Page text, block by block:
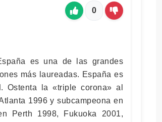
0
es una de las grandes
más laureadas. España es
Ostenta la «triple corona» al
1996 y subcampeona en
Perth 1998, Fukuoka 2001,